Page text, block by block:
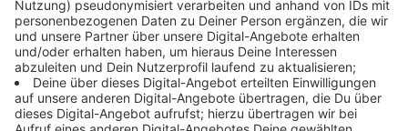
an der Kita im Moment freiwillig. Aber in den Kitas
beispielsweise wird schon geschaut, ob es in der
betroffenen Gruppe weitere positive Fälle gibt. Wenn
ja, dann werden Kontaktpersonen sehr wohl mit in
Quarantäne geschickt. Das Neue ist aber, dass diese
Kontaktpersonen sich nach 5 Tagen mit Hilfe eines